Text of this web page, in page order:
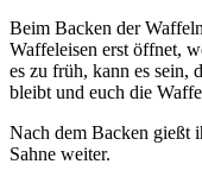
Beim Backen der
Waffeleisen erst öffnet,
es zu früh, kann es sein,
bleibt und euch die
Nach dem Backen gießt
Sahne weiter.